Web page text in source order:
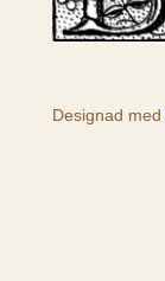
Designad med